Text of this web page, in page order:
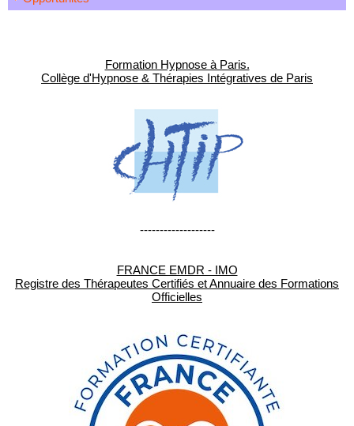
Formation Hypnose à Paris.
Collège d'Hypnose & Thérapies Intégratives de Paris
-------------------
FRANCE EMDR - IMO
Registre des Thérapeutes Certifiés et Annuaire des Formations
Officielles